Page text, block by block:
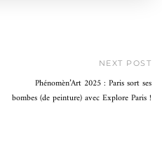
NEXT POST
Phénomèn’Art 2025 : Paris sort ses
bombes (de peinture) avec Explore Paris !